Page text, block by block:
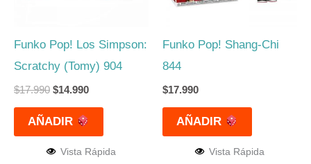
Funko Pop! Los Simpson:
Scratchy (Tomy) 904
$17.990 $14.990
AÑADIR
Vista Rápida
Funko Pop! Shang-Chi
844
$17.990
AÑADIR
Vista Rápida